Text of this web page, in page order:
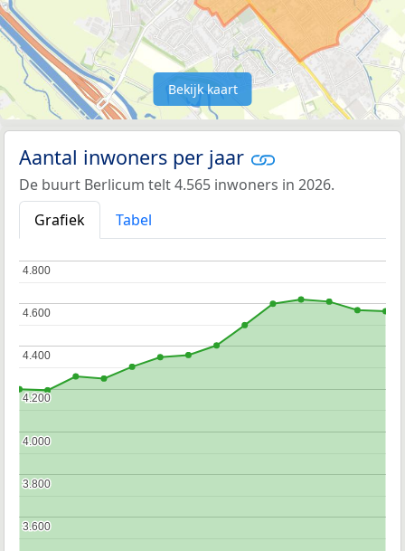
Bekijk kaart
Aantal inwoners per jaar
De buurt Berlicum telt 4.565 inwoners in 2026.
Grafiek
Tabel
3.600
3.600
3.800
3.800
4.000
4.000
4.200
4.200
4.400
4.400
4.600
4.600
4.800
4.800